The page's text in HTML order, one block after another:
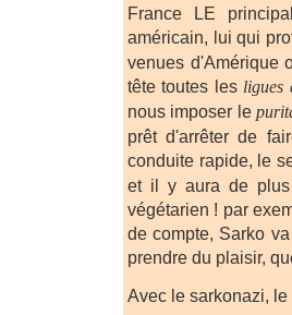
France LE
américain, lui qui
venues d'Amérique
tête toutes les ligues
nous imposer le
prêt d'arrêter de
conduite rapide, le
et il y aura de plus
végétarien ! par
de compte, Sarko
prendre du plaisir,
Avec le sarkonazi,